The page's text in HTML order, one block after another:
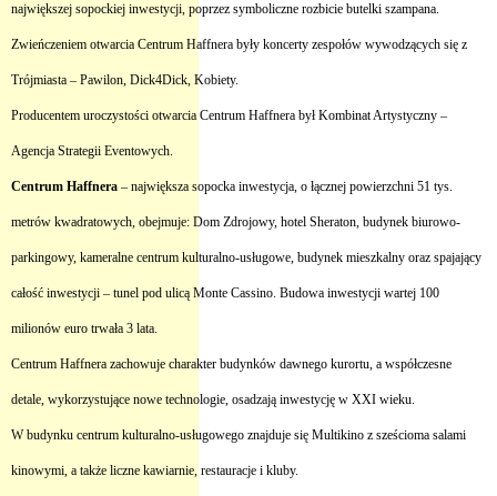
największej sopockiej inwestycji, poprzez symboliczne rozbicie butelki szampana.
Zwieńczeniem otwarcia Centrum Haffnera były koncerty zespołów wywodzących się z
Trójmiasta – Pawilon, Dick4Dick, Kobiety.
Producentem uroczystości otwarcia Centrum Haffnera był Kombinat Artystyczny –
Agencja Strategii Eventowych.
Centrum Haffnera – największa sopocka inwestycja, o łącznej powierzchni 51 tys.
metrów kwadratowych, obejmuje: Dom Zdrojowy, hotel Sheraton, budynek biurowo-
parkingowy, kameralne centrum kulturalno-usługowe, budynek mieszkalny oraz spajający
całość inwestycji – tunel pod ulicą Monte Cassino. Budowa inwestycji wartej 100
milionów euro trwała 3 lata.
Centrum Haffnera zachowuje charakter budynków dawnego kurortu, a współczesne
detale, wykorzystujące nowe technologie, osadzają inwestycję w XXI wieku.
W budynku centrum kulturalno-usługowego znajduje się Multikino z sześcioma salami
kinowymi, a także liczne kawiarnie, restauracje i kluby.